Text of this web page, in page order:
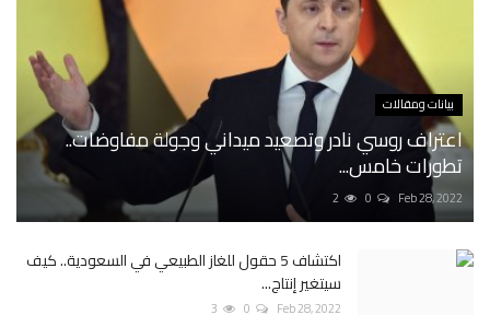
بيانات ومقالات
اعتراف روسي نادر وتصعيد ميداني وجولة مفاوضات..
تطورات خامس...
Feb 28, 2022
0
2
اكتشاف 5 حقول للغاز الطبيعي في السعودية.. كيف
سيتغير إنتاج...
Feb 28, 2022
0
3